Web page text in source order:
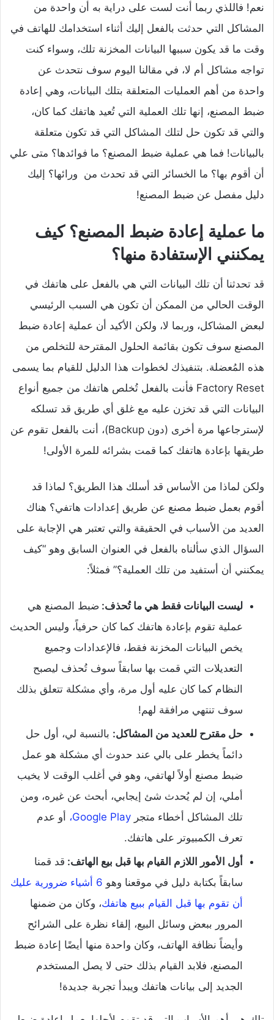
نعم! فاللذي ربما أنت لست على دراية به أن واحدة من
المشاكل التي حدثت بالفعل إليك أثناء استخدامك للهاتف في
وقت ما قد يكون سببها البيانات المخزنة تلك، وسواء كنت
تواجه مشاكل أم لا، في مقالنا اليوم سوف نتحدث عن
واحدة من أهم العمليات المتعلقة بتلك البيانات، وهي إعادة
ضبط المصنع، إنها تلك العملية التي تُعيد هاتفك كما كان،
والتي قد تكون حل لتلك المشاكل التي قد تكون متعلقة
بالبيانات! فما هي عملية ضبط المصنع؟ ما فوائدها؟ متى علي
أن أقوم بها؟ ما الخسائر التي قد تحدث من ورائها؟ إليك
دليل مفصل عن ضبط المصنع!
ما عملية إعادة ضبط المصنع؟ كيف
يمكنني الإستفادة منها؟
قد تحدثنا أن تلك البيانات التي هي بالفعل على هاتفك في
الوقت الحالي من الممكن أن تكون هي السبب الرئيسي
لبعض المشاكل، وربما لا، ولكن الأكيد أن عملية إعادة ضبط
المصنع سوف تكون بقائمة الحلول المقترحة للتخلص من
هذه المُعضلة. بتنفيذك لخطوات هذا الدليل للقيام بما يسمى
Factory Reset فأنت بالفعل تُخلص هاتفك من جميع أنواع
البيانات التي قد تخزن عليه مع غلق أي طريق قد تسلكه
لإسترجاعها مرة أخرى (دون Backup)، أنت بالفعل تقوم عن
طريقها بإعادة هاتفك كما قمت بشرائه للمرة الأولى!
ولكن لماذا من الأساس قد أسلك هذا الطريق؟ لماذا قد
أقوم بعمل ضبط مصنع عن طريق إعدادات هاتفي؟ هناك
العديد من الأسباب في الحقيقة والتي تعتبر هي الإجابة على
السؤال الذي سألناه بالفعل في العنوان السابق وهو “كيف
يمكنني أن أستفيد من تلك العملية؟” فمثلاً:
ليست البيانات فقط هي ما تُحذف: ضبط المصنع هي
عملية تقوم بإعادة هاتفك كما كان حرفياً، وليس الحديث
يخص البيانات المخزنة فقط، فالإعدادات وجميع
التعديلات التي قمت بها سابقاً سوف تُحذف ليصبح
النظام كما كان عليه أول مرة، وأي مشكلة تتعلق بذلك
سوف تنتهي مرافقة لهم!
حل مقترح للعديد من المشاكل: بالنسبة لي، أول حل
دائماً يخطر على بالي عند حدوث أي مشكلة هو عمل
ضبط مصنع أولاً لهاتفي، وهو في أغلب الوقت لا يخيب
أملي، إن لم يُحدث شئ إيجابي، أبحث عن غيره، ومن
تلك المشاكل أخطاء متجر Google Play،
أو عدم
تعرف الكمبيوتر على هاتفك.
أول الأمور اللازم القيام بها قبل بيع الهاتف: قد قمنا
سابقاً بكتابة دليل في موقعنا وهو
6 أشياء ضرورية عليك
أن تقوم بها قبل القيام ببيع هاتفك، وكان من ضمنها
المرور ببعض وسائل البيع، إلقاء نظرة على الشرائح
وأيضاً نظافة الهاتف، وكان واحدة منها أيضًا إعادة ضبط
المصنع، فلابد القيام بذلك حتى لا يصل المستخدم
الجديد إلى بيانات هاتفك ويبدأ تجربة جديدة!